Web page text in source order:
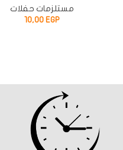
مستلزمات حفلات
10,00 EGP